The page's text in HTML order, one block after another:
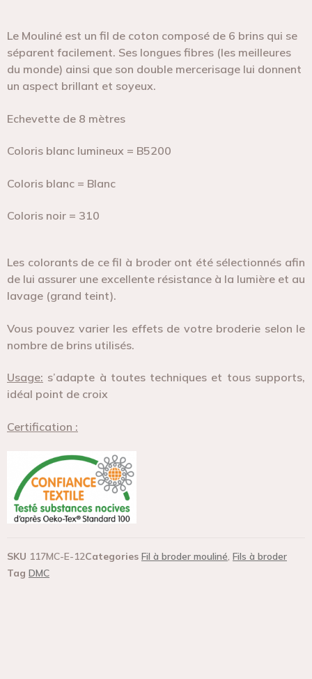
Le Mouliné est un fil de coton composé de 6 brins qui se
séparent facilement. Ses longues fibres (les meilleures
du monde) ainsi que son double mercerisage lui donnent
un aspect brillant et soyeux.
Echevette de 8 mètres
Coloris blanc lumineux = B5200
Coloris blanc = Blanc
Coloris noir = 310
Les colorants de ce fil à broder ont été sélectionnés afin
de lui assurer une excellente résistance à la lumière et au
lavage (grand teint).
Vous pouvez varier les effets de votre broderie selon le
nombre de brins utilisés.
Usage: s’adapte à toutes techniques et tous supports,
idéal point de croix
Certification :
SKU 117MC-E-12Categories Fil à broder mouliné, Fils à broder
Tag DMC